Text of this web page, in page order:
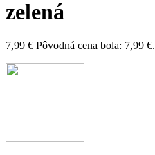
zelená
7,99€ Pôvodná cena bola: 7,99 €.